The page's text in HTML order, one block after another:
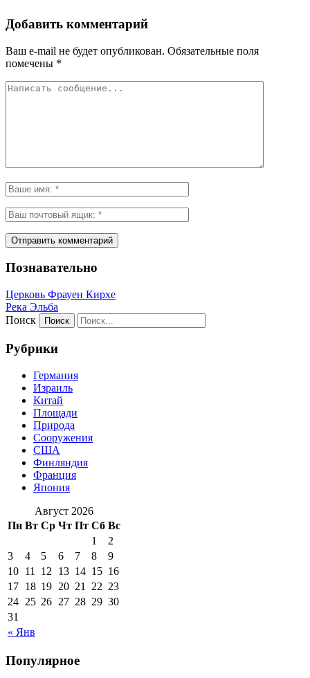
Добавить комментарий
Ваш e-mail не будет опубликован. Обязательные поля
помечены *
Познавательно
Церковь Фрауен Кирхе
Река Эльба
Поиск
Рубрики
Германия
Израиль
Китай
Площади
Природа
Сооружения
США
Финляндия
Франция
Япония
Август 2026
Пн Вт Ср Чт Пт Сб Вс
« Янв
1
2
3
4 5 6 7 8
9
10 11 12 13 14 15 16
17 18 19 20 21 22 23
24 25 26 27 28 29 30
31
Популярное